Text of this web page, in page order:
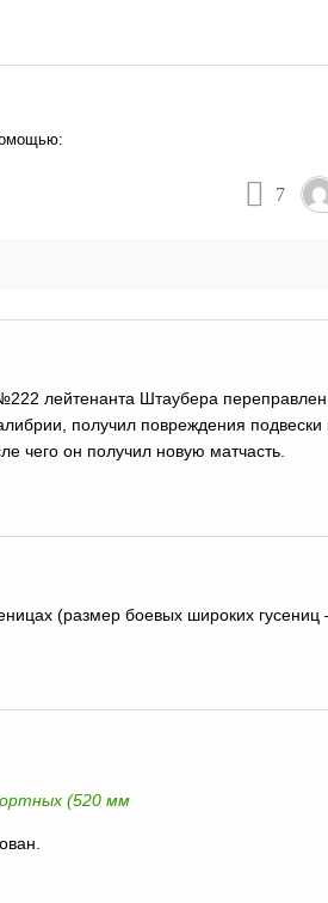
7
лейтенанта Штаубера
получил повреждения
чего он получил новую матчасть.
(размер боевых широких
(520 мм